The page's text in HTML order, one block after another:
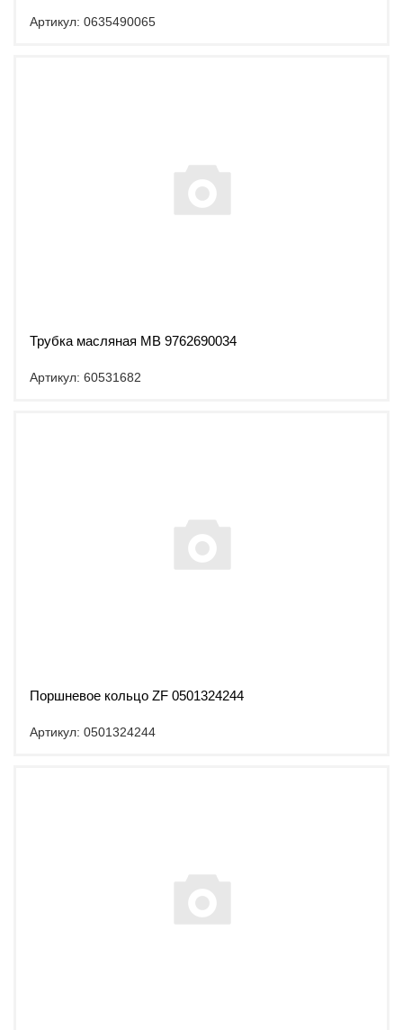
Артикул: 0635490065
Трубка масляная MB 9762690034
Артикул: 60531682
Поршневое кольцо ZF 0501324244
Артикул: 0501324244